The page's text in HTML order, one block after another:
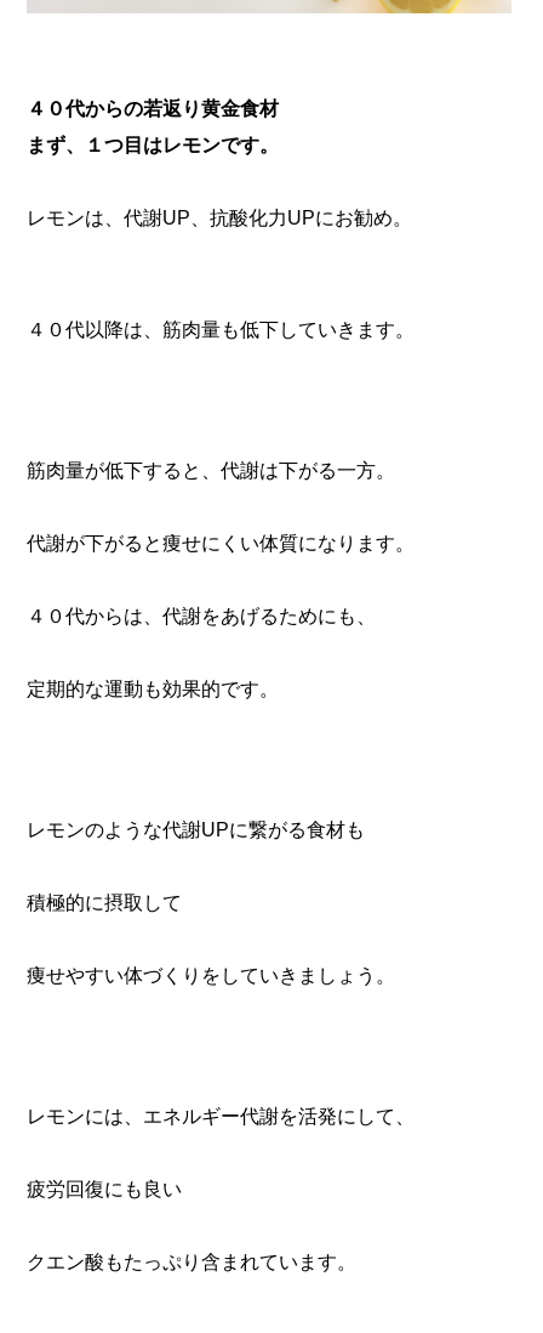
４０代からの若返り黄金食材
まず、１つ目はレモンです。
レモンは、代謝UP、抗酸化力UPにお勧め。
４０代以降は、筋肉量も低下していきます。
筋肉量が低下すると、代謝は下がる一方。
代謝が下がると痩せにくい体質になります。
４０代からは、代謝をあげるためにも、
定期的な運動も効果的です。
レモンのような代謝UPに繋がる食材も
積極的に摂取して
痩せやすい体づくりをしていきましょう。
レモンには、エネルギー代謝を活発にして、
疲労回復にも良い
クエン酸もたっぷり含まれています。